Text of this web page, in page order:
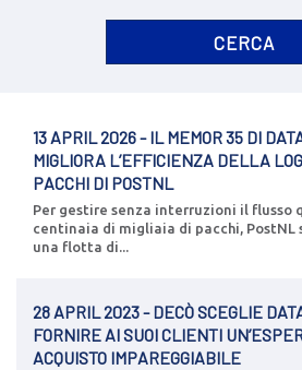
13 APRIL 2026 - IL MEMOR 35 DI
MIGLIORA L’EFFICIENZA DELLA
PACCHI DI POSTNL
Per gestire senza interruzioni il flusso
centinaia di migliaia di pacchi, PostNL
una flotta di...
28 APRIL 2023 - DECÒ SCEGLIE
FORNIRE AI SUOI CLIENTI
ACQUISTO IMPAREGGIABILE